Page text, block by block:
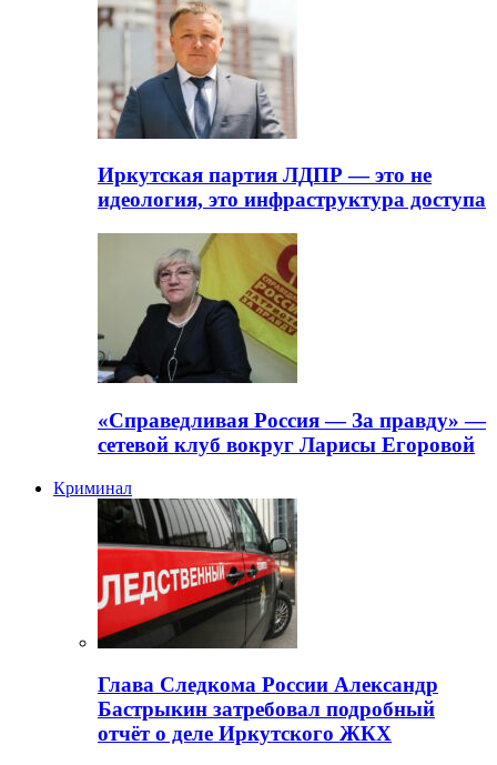
Иркутская партия ЛДПР — это не
идеология, это инфраструктура доступа
«Справедливая Россия — За правду» —
сетевой клуб вокруг Ларисы Егоровой
Криминал
Глава Следкома России Александр
Бастрыкин затребовал подробный
отчёт о деле Иркутского ЖКХ